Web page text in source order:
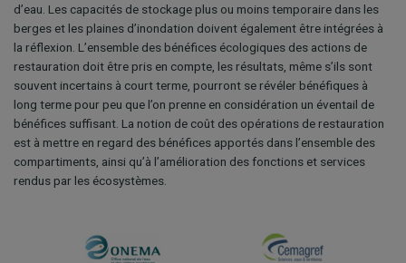
d’eau. Les capacités de stockage plus ou moins temporaire dans les
berges et les plaines d’inondation doivent également être intégrées à
la réflexion. L’ensemble des bénéfices écologiques des actions de
restauration doit être pris en compte, les résultats, même s’ils sont
souvent incertains à court terme, pourront se révéler bénéfiques à
long terme pour peu que l’on prenne en considération un éventail de
bénéfices suffisant. La notion de coût des opérations de restauration
est à mettre en regard des bénéfices apportés dans l’ensemble des
compartiments, ainsi qu’à l’amélioration des fonctions et services
rendus par les écosystèmes.